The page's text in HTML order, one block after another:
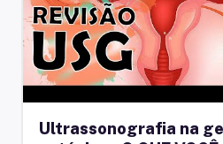
Ultrassonografia na